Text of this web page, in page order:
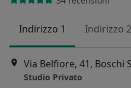
Indirizzo 1 Indirizzo 2
Via Belfiore, 41, Boschi
Studio Privato